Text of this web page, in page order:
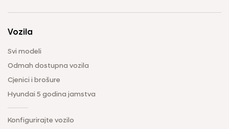
Vozila
Svi modeli
Odmah dostupna vozila
Cjenici i brošure
Hyundai 5 godina jamstva
Konfigurirajte vozilo